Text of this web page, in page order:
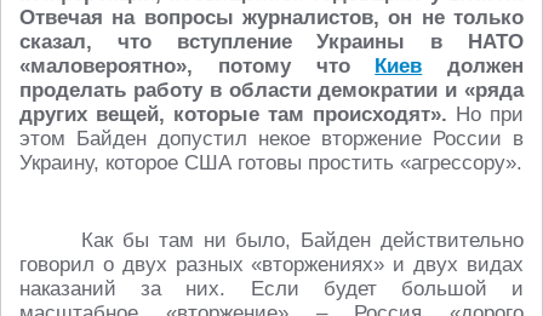
Отвечая на вопросы журналистов, он не только
сказал, что вступление Украины в НАТО
«маловероятно», потому что Киев должен
проделать работу в области демократии и «ряда
других вещей, которые там происходят». Но при
этом Байден допустил некое вторжение России в
Украину, которое США готовы простить «агрессору».
Как бы там ни было, Байден действительно
говорил о двух разных «вторжениях» и двух видах
наказаний за них. Если будет большой и